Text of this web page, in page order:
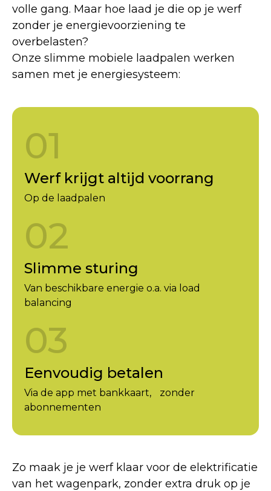
volle gang. Maar hoe laad je die op je werf
zonder je energievoorziening te
overbelasten?
Onze slimme mobiele laadpalen werken
samen met je energiesysteem:
01
Werf krijgt altijd voorrang
Op de laadpalen
02
Slimme sturing
Van beschikbare energie o.a. via load
balancing
03
Eenvoudig betalen
Via de app met bankkaart, zonder
abonnementen
Zo maak je je werf klaar voor de elektrificatie
van het wagenpark, zonder extra druk op je